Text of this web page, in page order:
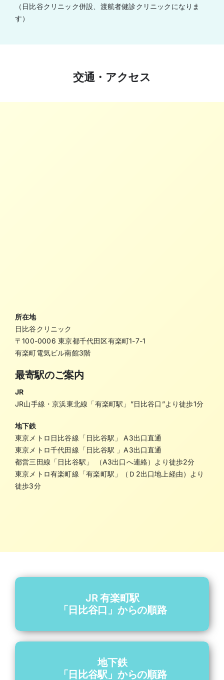
（日比谷クリニック併設、渡航者健診クリニックになりま
す）
交通・アクセス
所在地
日比谷クリニック
〒100-0006 東京都千代田区有楽町1-7-1
有楽町電気ビル南館3階
最寄駅のご案内
JR
JR山手線・京浜東北線「有楽町駅」”日比谷口”より徒歩1分
地下鉄
東京メトロ日比谷線「日比谷駅」 A3出口直通
東京メトロ千代田線「日比谷駅 」A3出口直通
都営三田線「日比谷駅」 （A3出口へ連絡）より徒歩2分
東京メトロ有楽町線「有楽町駅」（Ｄ2出口地上経由）より
徒歩3分
JR 有楽町駅
「日比谷口」からの順路
地下鉄
「日比谷駅」からの順路